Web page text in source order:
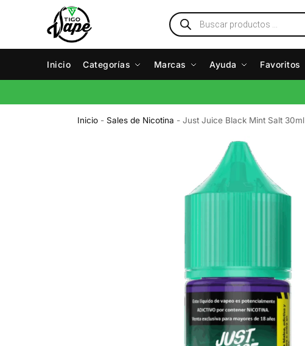
Inicio Categorías Marcas Ayuda Favoritos
Inicio -Sales de Nicotina -Just Juice Black Mint Salt 30ml